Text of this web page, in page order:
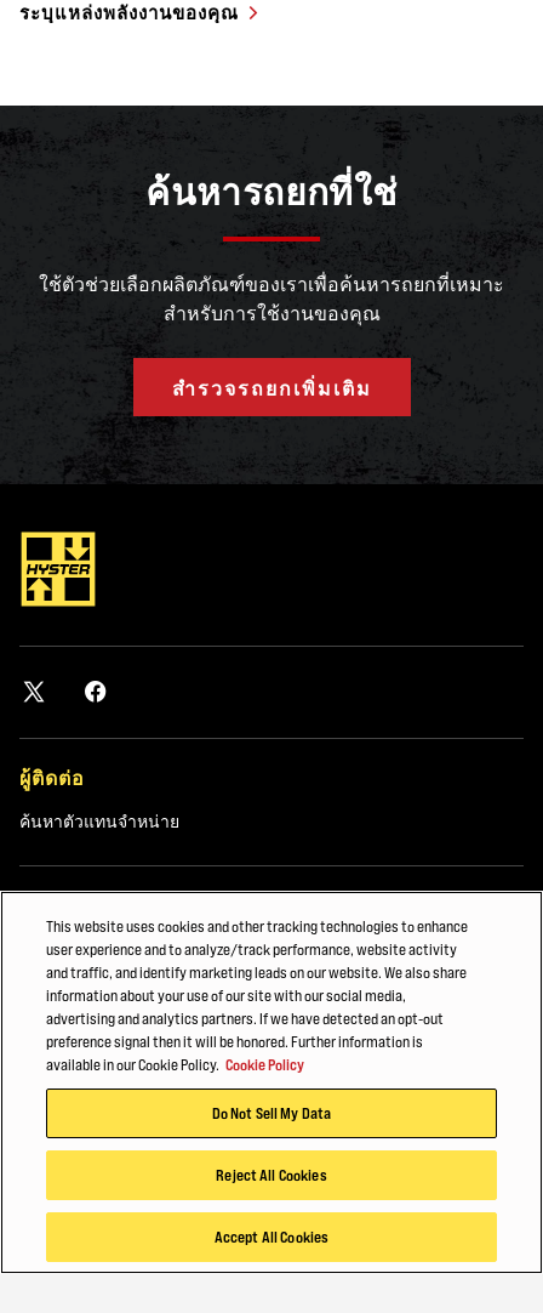
ระบุแหล่งพลังงานของคุณ
ค้นหารถยกที่ใช่
ใช้ตัวช่วยเลือกผลิตภัณฑ์ของเราเพื่อค้นหารถยกที่เหมาะ
สำหรับการใช้งานของคุณ
สำรวจรถยกเพิ่มเติม
ผู้ติดต่อ
ค้นหาตัวแทนจำหน่าย
เกี่ยวกับเรา
Hyster-Yale Materials Handling (HYMH)
สมัครงาน
สิ่งที่คุณอาจสนใจ
This website uses cookies and other tracking technologies to enhance
user experience and to analyze/track performance, website activity
and traffic, and identify marketing leads on our website. We also share
information about your use of our site with our social media,
advertising and analytics partners. If we have detected an opt-out
preference signal then it will be honored. Further information is
available in our Cookie Policy. Cookie Policy
Do Not Sell My Data
Reject All Cookies
Accept All Cookies